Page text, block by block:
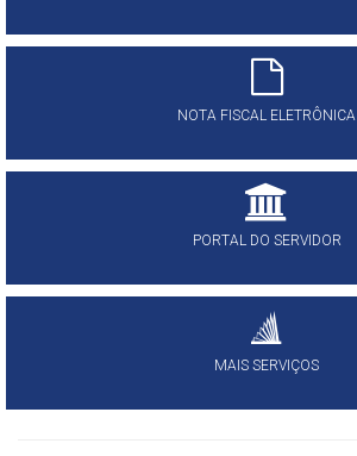
NOTA FISCAL ELETRÔNICA
PORTAL DO SERVIDOR
MAIS SERVIÇOS